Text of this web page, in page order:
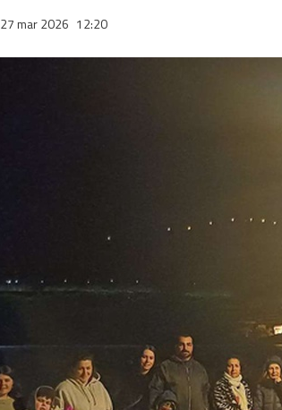
27 mar 2026 12:20